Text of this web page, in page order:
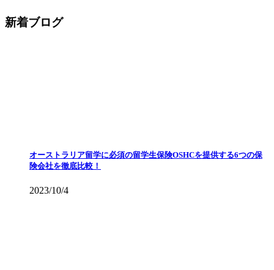
新着ブログ
オーストラリア留学に必須の留学生保険OSHCを提供する6つの保
険会社を徹底比較！
2023/10/4